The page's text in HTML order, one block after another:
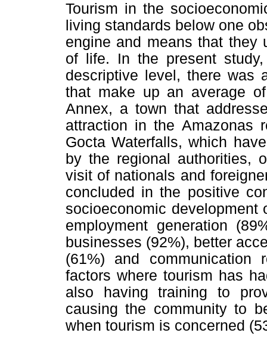
Tourism in the
living standards below one
engine and means that they
of life. In the present
descriptive level, there was
that make up an average
Annex, a town that
attraction in the Amazonas
Gocta Waterfalls, which
by the regional authorities,
visit of nationals and
concluded in the positive
socioeconomic
employment generation
businesses (92%), better
(61%) and communication
factors where tourism has
also having training to
causing the community to
when tourism is concerned